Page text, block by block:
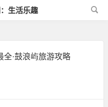
生活乐趣
全·鼓浪屿旅游攻略